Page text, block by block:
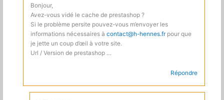
Bonjour,
Avez-vous vidé le cache de prestashop ?
Si le problème persite pouvez-vous m’envoyer les
informations nécessaires àcontact@h-hennes.fr pour que
je jette un coup d’œil à votre site.
Url / Version de prestashop …
Répondre